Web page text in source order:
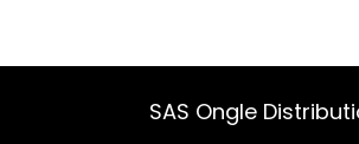
SAS Ongle